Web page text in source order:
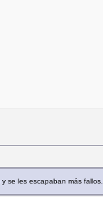
se les escapaban más fallos.